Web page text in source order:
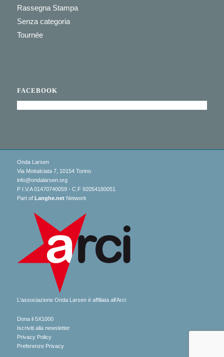
Rassegna Stampa
Senza categoria
Tournée
FACEBOOK
Onda Larsen
Via Mottalciata 7, 10154 Torino
info@ondalarsen.org
P I.V.A 01470740059 - C.F 92054180051
Part of Langhe.netNetwork
L'associazione Onda Larsen è affiliata all'Arci
Dona il 5X1000
Iscriviti alla newsletter
Privacy Policy
Preferenze Privacy